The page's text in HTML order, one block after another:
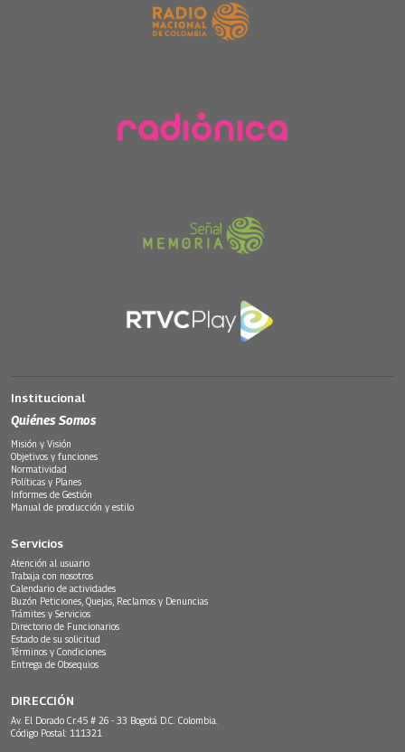
Institucional
Quiénes Somos
Misión y Visión
Objetivos y funciones
Normatividad
Políticas y Planes
Informes de Gestión
Manual de producción y estilo
Servicios
Atención al usuario
Trabaja con nosotros
Calendario de actividades
Buzón Peticiones, Quejas, Reclamos y Denuncias
Trámites y Servicios
Directorio de Funcionarios
Estado de su solicitud
Términos y Condiciones
Entrega de Obsequios
DIRECCIÓN
Av. El Dorado Cr.45 # 26 - 33 Bogotá D.C. Colombia.
Código Postal: 111321